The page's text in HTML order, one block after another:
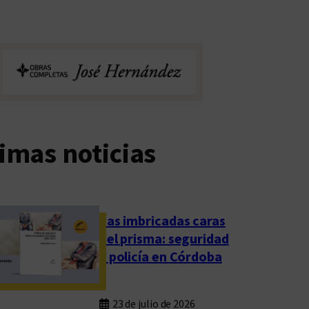
noticias
Las imbricadas caras
del prisma: seguridad
y policía en Córdoba
23 de julio de 2026